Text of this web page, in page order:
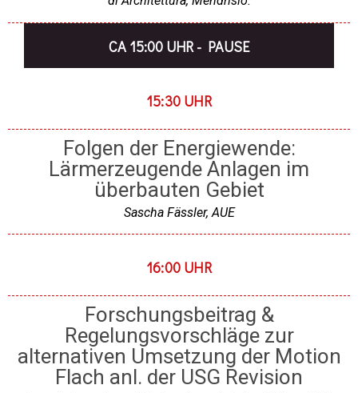
CA 15:00 UHR - PAUSE
15:30 UHR
Folgen der Energiewende:
Lärmerzeugende Anlagen im
überbauten Gebiet
Sascha Fässler, AUE
16:00 UHR
Forschungsbeitrag &
Regelungsvorschläge zur
alternativen Umsetzung der Motion
Flach anl. der USG Revision